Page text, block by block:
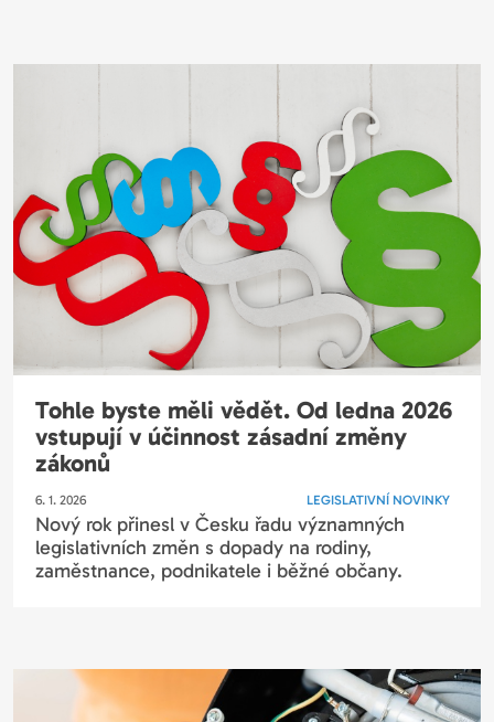
Tohle byste měli vědět. Od ledna 2026
vstupují v účinnost zásadní změny
zákonů
6. 1. 2026 LEGISLATIVNÍ NOVINKY
Nový rok přinesl v Česku řadu významných
legislativních změn s dopady na rodiny,
zaměstnance, podnikatele i běžné občany.